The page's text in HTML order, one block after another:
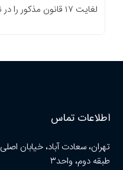
لغایت ۱۷ قانون مذکور را در نظر بگیرد .
اطلاعات تماس
طبقه دوم، واحد۳